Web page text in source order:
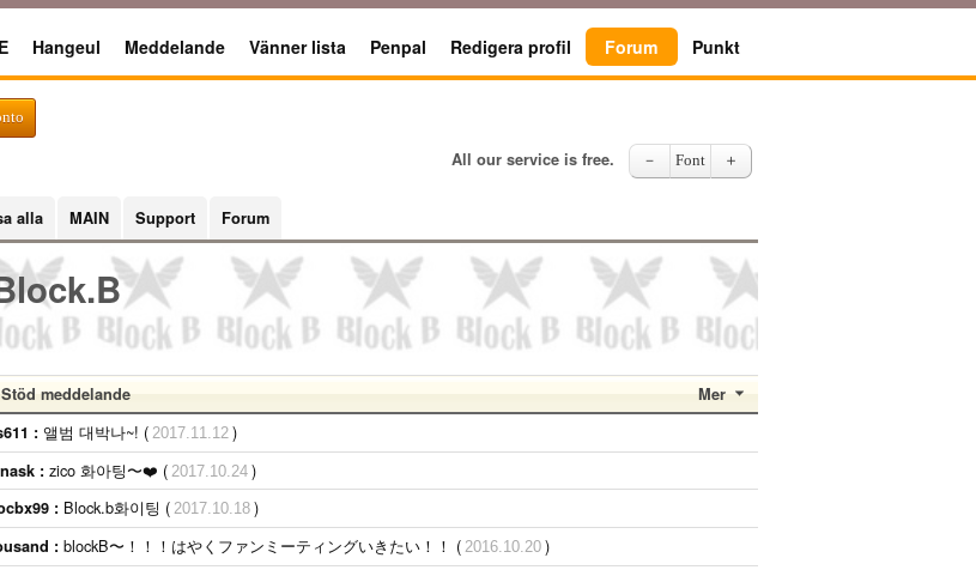
Hangeul Meddelande Vänner lista Penpal Redigera profil Forum Punkt
All our service is free. － Font ＋
alla MAIN Support Forum
Mer
Stöd meddelande
: 앨범 대박나~! ( 2017.11.12 )
: zico 화아팅〜❤️ ( 2017.10.24 )
: Block.b화이팅 ( 2017.10.18 )
: blockB〜！！！はやくファンミーティングいきたい！！ ( 2016.10.20 )